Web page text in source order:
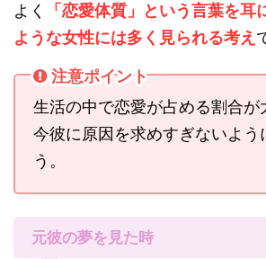
よく
「恋愛体質」という言葉を耳
ような女性には多く見られる考え
注意ポイント
生活の中で恋愛が占める割合が
今彼に原因を求めすぎないよう
う。
元彼の夢を見た時